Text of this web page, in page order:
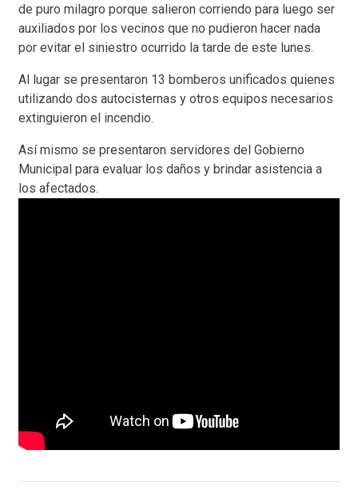
de puro milagro porque salieron corriendo para luego ser
auxiliados por los vecinos que no pudieron hacer nada
por evitar el siniestro ocurrido la tarde de este lunes.
Al lugar se presentaron 13 bomberos unificados quienes
utilizando dos autocisternas y otros equipos necesarios
extinguieron el incendio.
Así mismo se presentaron servidores del Gobierno
Municipal para evaluar los daños y brindar asistencia a
los afectados.